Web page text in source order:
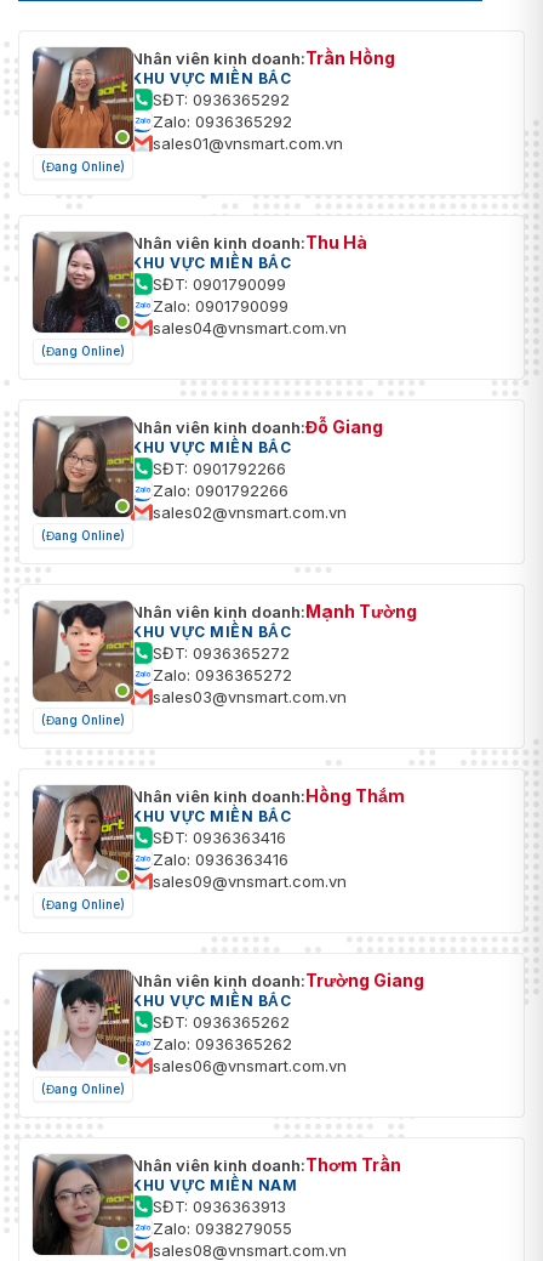
(Đang Online)
Nhân viên kinh doanh:Trần Hồng
KHU VỰC MIỀN BẮC
SĐT: 0936365292
Zalo: 0936365292
sales01@vnsmart.com.vn
(Đang Online)
Nhân viên kinh doanh:Thu Hà
KHU VỰC MIỀN BẮC
SĐT: 0901790099
Zalo: 0901790099
sales04@vnsmart.com.vn
(Đang Online)
Nhân viên kinh doanh:Đỗ Giang
KHU VỰC MIỀN BẮC
SĐT: 0901792266
Zalo: 0901792266
sales02@vnsmart.com.vn
(Đang Online)
Nhân viên kinh doanh:Mạnh Tường
KHU VỰC MIỀN BẮC
SĐT: 0936365272
Zalo: 0936365272
sales03@vnsmart.com.vn
(Đang Online)
Nhân viên kinh doanh:Hồng Thắm
KHU VỰC MIỀN BẮC
SĐT: 0936363416
Zalo: 0936363416
sales09@vnsmart.com.vn
(Đang Online)
Nhân viên kinh doanh:Trường Giang
KHU VỰC MIỀN BẮC
SĐT: 0936365262
Zalo: 0936365262
sales06@vnsmart.com.vn
Nhân viên kinh doanh:Thơm Trần
KHU VỰC MIỀN NAM
SĐT: 0936363913
Zalo: 0938279055
sales08@vnsmart.com.vn